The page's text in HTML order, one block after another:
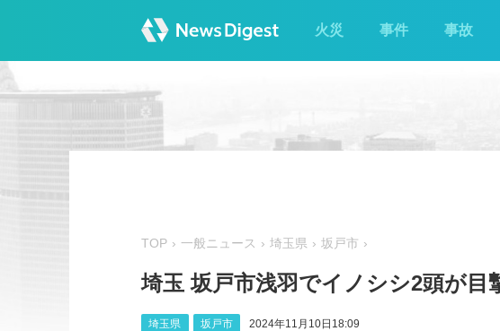
火災 事件 事故
TOP 一般ニュース 埼玉県 坂戸市
埼玉 坂戸市浅羽でイノシシ2頭が目
埼玉県 坂戸市 2024年11月10日18:09